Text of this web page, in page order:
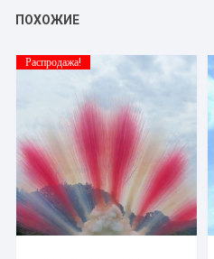
ПОХОЖИЕ
Распродажа!